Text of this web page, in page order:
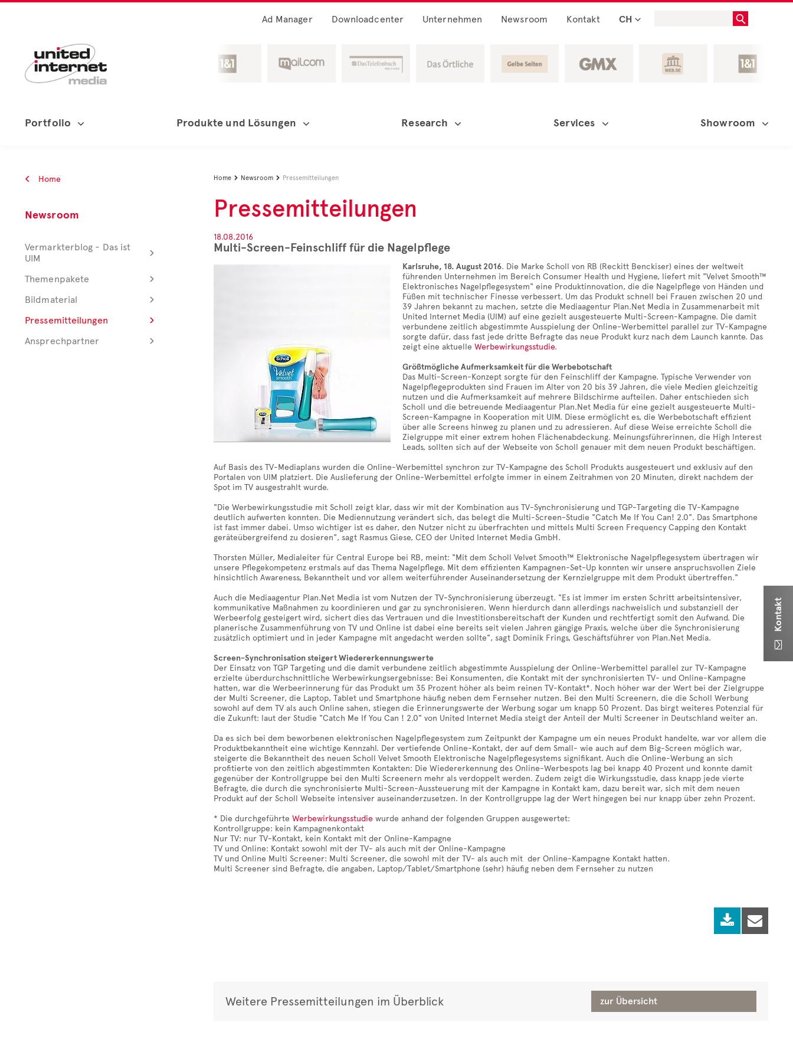
Ad Manager Downloadcenter Unternehmen Newsroom Kontakt CH
Portfolio Produkte und Lösungen Research Services Showroom
Home
Newsroom
Vermarkterblog - Das ist
UIM
Themenpakete
Bildmaterial
Pressemitteilungen
Ansprechpartner
Home  Newsroom  Pressemitteilungen
Pressemitteilungen
18.08.2016
Multi-Screen-Feinschliff für die Nagelpflege
Karlsruhe, 18. August 2016. Die Marke Scholl von RB (Reckitt Benckiser) eines der weltweit
führenden Unternehmen im Bereich Consumer Health und Hygiene, liefert mit "Velvet Smooth™
Elektronisches Nagelpflegesystem" eine Produktinnovation, die die Nagelpflege von Händen und
Füßen mit technischer Finesse verbessert. Um das Produkt schnell bei Frauen zwischen 20 und
39 Jahren bekannt zu machen, setzte die Mediaagentur Plan.Net Media in Zusammenarbeit mit
United Internet Media (UIM) auf eine gezielt ausgesteuerte Multi-Screen-Kampagne. Die damit
verbundene zeitlich abgestimmte Ausspielung der Online-Werbemittel parallel zur TV-Kampagne
sorgte dafür, dass fast jede dritte Befragte das neue Produkt kurz nach dem Launch kannte. Das
zeigt eine aktuelle Werbewirkungsstudie.
Größtmögliche Aufmerksamkeit für die Werbebotschaft
Das Multi-Screen-Konzept sorgte für den Feinschliff der Kampagne. Typische Verwender von
Nagelpflegeprodukten sind Frauen im Alter von 20 bis 39 Jahren, die viele Medien gleichzeitig
nutzen und die Aufmerksamkeit auf mehrere Bildschirme aufteilen. Daher entschieden sich
Scholl und die betreuende Mediaagentur Plan.Net Media für eine gezielt ausgesteuerte Multi-
Screen-Kampagne in Kooperation mit UIM. Diese ermöglicht es, die Werbebotschaft effizient
über alle Screens hinweg zu planen und zu adressieren. Auf diese Weise erreichte Scholl die
Zielgruppe mit einer extrem hohen Flächenabdeckung. Meinungsführerinnen, die High Interest
Leads, sollten sich auf der Webseite von Scholl genauer mit dem neuen Produkt beschäftigen.
Auf Basis des TV-Mediaplans wurden die Online-Werbemittel synchron zur TV-Kampagne des Scholl Produkts ausgesteuert und exklusiv auf den
Portalen von UIM platziert. Die Auslieferung der Online-Werbemittel erfolgte immer in einem Zeitrahmen von 20 Minuten, direkt nachdem der
Spot im TV ausgestrahlt wurde.
"Die Werbewirkungsstudie mit Scholl zeigt klar, dass wir mit der Kombination aus TV-Synchronisierung und TGP-Targeting die TV-Kampagne
deutlich aufwerten konnten. Die Mediennutzung verändert sich, das belegt die Multi-Screen-Studie "Catch Me If You Can! 2.0". Das Smartphone
ist fast immer dabei. Umso wichtiger ist es daher, den Nutzer nicht zu überfrachten und mittels Multi Screen Frequency Capping den Kontakt
geräteübergreifend zu dosieren", sagt Rasmus Giese, CEO der United Internet Media GmbH.
Thorsten Müller, Medialeiter für Central Europe bei RB, meint: "Mit dem Scholl Velvet Smooth™ Elektronische Nagelpflegesystem übertragen wir
unsere Pflegekompetenz erstmals auf das Thema Nagelpflege. Mit dem effizienten Kampagnen-Set-Up konnten wir unsere anspruchsvollen Ziele
hinsichtlich Awareness, Bekanntheit und vor allem weiterführender Auseinandersetzung der Kernzielgruppe mit dem Produkt übertreffen."
Auch die Mediaagentur Plan.Net Media ist vom Nutzen der TV-Synchronisierung überzeugt. "Es ist immer im ersten Schritt arbeitsintensiver,
kommunikative Maßnahmen zu koordinieren und gar zu synchronisieren. Wenn hierdurch dann allerdings nachweislich und substanziell der
Werbeerfolg gesteigert wird, sichert dies das Vertrauen und die Investitionsbereitschaft der Kunden und rechtfertigt somit den Aufwand. Die
planerische Zusammenführung von TV und Online ist dabei eine bereits seit vielen Jahren gängige Praxis, welche über die Synchronisierung
zusätzlich optimiert und in jeder Kampagne mit angedacht werden sollte", sagt Dominik Frings, Geschäftsführer von Plan.Net Media.
Screen-Synchronisation steigert Wiedererkennungswerte
Der Einsatz von TGP Targeting und die damit verbundene zeitlich abgestimmte Ausspielung der Online-Werbemittel parallel zur TV-Kampagne
erzielte überdurchschnittliche Werbewirkungsergebnisse: Bei Konsumenten, die Kontakt mit der synchronisierten TV- und Online-Kampagne
hatten, war die Werbeerinnerung für das Produkt um 35 Prozent höher als beim reinen TV-Kontakt*. Noch höher war der Wert bei der Zielgruppe
der Multi Screener, die Laptop, Tablet und Smartphone häufig neben dem Fernseher nutzen. Bei den Multi Screenern, die die Scholl Werbung
sowohl auf dem TV als auch Online sahen, stiegen die Erinnerungswerte der Werbung sogar um knapp 50 Prozent. Das birgt weiteres Potenzial für
die Zukunft: laut der Studie "Catch Me If You Can ! 2.0" von United Internet Media steigt der Anteil der Multi Screener in Deutschland weiter an.
Da es sich bei dem beworbenen elektronischen Nagelpflegesystem zum Zeitpunkt der Kampagne um ein neues Produkt handelte, war vor allem die
Produktbekanntheit eine wichtige Kennzahl. Der vertiefende Online-Kontakt, der auf dem Small- wie auch auf dem Big-Screen möglich war,
steigerte die Bekanntheit des neuen Scholl Velvet Smooth Elektronische Nagelpflegesystems signifikant. Auch die Online-Werbung an sich
profitierte von den zeitlich abgestimmten Kontakten: Die Wiedererkennung des Online-Werbespots lag bei knapp 40 Prozent und konnte damit
gegenüber der Kontrollgruppe bei den Multi Screenern mehr als verdoppelt werden. Zudem zeigt die Wirkungsstudie, dass knapp jede vierte
Befragte, die durch die synchronisierte Multi-Screen-Aussteuerung mit der Kampagne in Kontakt kam, dazu bereit war, sich mit dem neuen
Produkt auf der Scholl Webseite intensiver auseinanderzusetzen. In der Kontrollgruppe lag der Wert hingegen bei nur knapp über zehn Prozent.
* Die durchgeführte Werbewirkungsstudie wurde anhand der folgenden Gruppen ausgewertet:
Kontrollgruppe: kein Kampagnenkontakt
Nur TV: nur TV-Kontakt, kein Kontakt mit der Online-Kampagne
TV und Online: Kontakt sowohl mit der TV- als auch mit der Online-Kampagne
TV und Online Multi Screener: Multi Screener, die sowohl mit der TV- als auch mit der Online-Kampagne Kontakt hatten.
Multi Screener sind Befragte, die angaben, Laptop/Tablet/Smartphone (sehr) häufig neben dem Fernseher zu nutzen


Weitere Pressemitteilungen im Überblick zur Übersicht

Kontakt